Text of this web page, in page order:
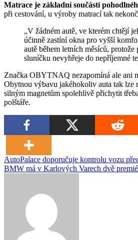
Matrace je základní součástí
při cestování, u výroby matrací tak
„V žádném autě, ve kterém chtějí jeho majitelé přespávat, by neměly chybět termoclony do oken, které nejenom
účinně zastíní okna pro vyšší
autě během letních měsíců,
sluníčku nevyhřeje do nepříjemné
Značka OBYTNAQ nezapomíná ale ani
Obytnou výbavu jakéhokoliv auta tak lze
silným magnetům spolehlivě přichytit
polštáře.
Navigace
pro
AutoPalace doporučuje kontrolu vozu
BMW má v Karlových Varech dvě